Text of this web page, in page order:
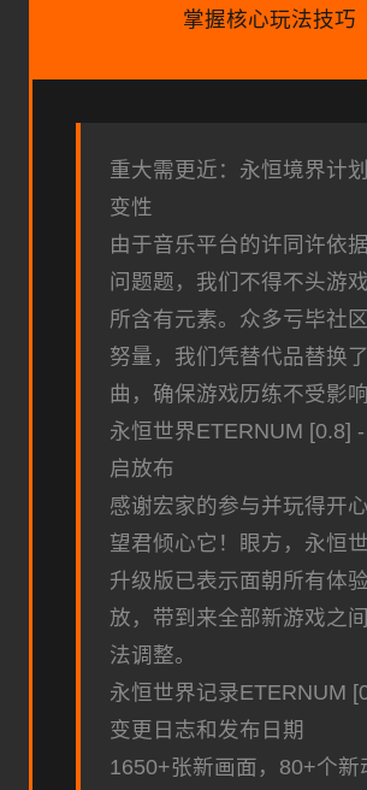
掌握核心玩法技巧
重大需更近：永恒境界计
变性
由于音乐平台的许同许依
问题题，我们不得不头游
所含有元素。众多亏毕社
努量，我们凭替代品替换
曲，确保游戏历练不受影响
永恒世界ETERNUM [0.8]
启放布
感谢宏家的参与并玩得开
望君倾心它！眼方，永恒
升级版已表示面朝所有体
放，带到来全部新游戏之
法调整。
永恒世界记录ETERNUM
变更日志和发布日期
1650+张新画面，80+个新